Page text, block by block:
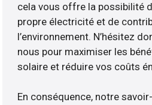
cela vous offre la possibilité
propre électricité et de
l’environnement. N’hésitez
nous pour maximiser les
solaire et réduire vos coûts
En conséquence, notre